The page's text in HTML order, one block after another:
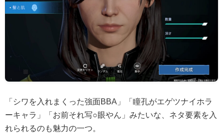
「シワを入れまくった強面BBA」「瞳孔がエゲツナイホラ
ーキャラ」「お前それ写○眼やん」みたいな、ネタ要素を入
れられるのも魅力の一つ。